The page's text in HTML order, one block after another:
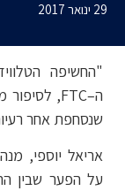
29 ינואר 2017
"החשיפה
ה–FTC, לסיפור
שנסחפת אחר
אריאל יוספי,
על הפער שבין